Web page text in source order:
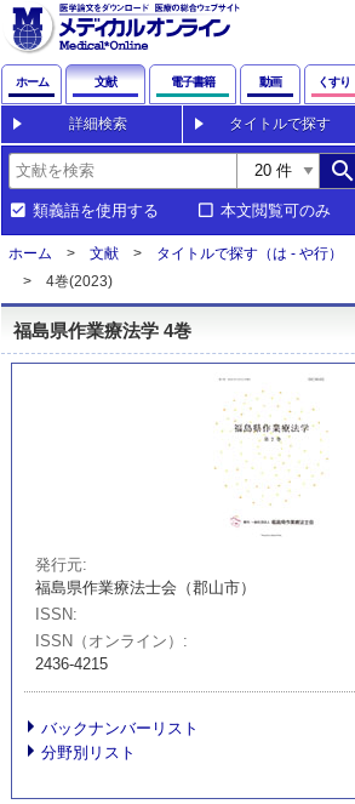
ホーム 文献 電子書籍 動画 くすり
詳細検索 タイトルで探す
search
類義語を使用する 本文閲覧可のみ
ホーム 文献 タイトルで探す（は - や行）
4巻(2023)
福島県作業療法学 4巻
発行元
福島県作業療法士会（郡山市）
ISSN
ISSN（オンライン）
2436-4215
バックナンバーリスト
分野別リスト